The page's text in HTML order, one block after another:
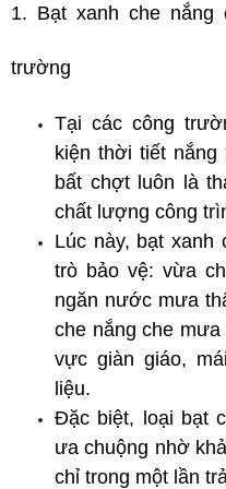
1. Bạt xanh che nắng
trường
Tại các công
kiện thời tiết
bất chợt luôn là
chất lượng công
Lúc này, bạt xanh
trò bảo vệ: vừa
ngăn nước mưa
che nắng che
vực giàn giáo,
liệu.
Đặc biệt, loại bạt
ưa chuộng nhờ
chỉ trong một lần